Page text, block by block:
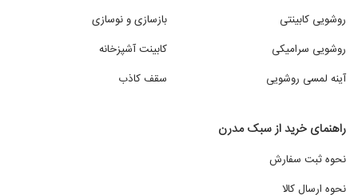
روشویی کابینتی
روشویی سرامیکی
آینه لمسی روشویی
بازسازی و نوسازی
کابینت آشپزخانه
سقف کاذب
راهنمای خرید از سبک مدرن
نحوه ثبت سفارش
نحوه ارسال کالا